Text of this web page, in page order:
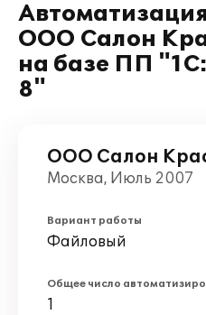
ООО Салон
на базе ПП
8"
ООО Салон
Москва, Июль 2007
Вариант работы
Файловый
Общее число
1